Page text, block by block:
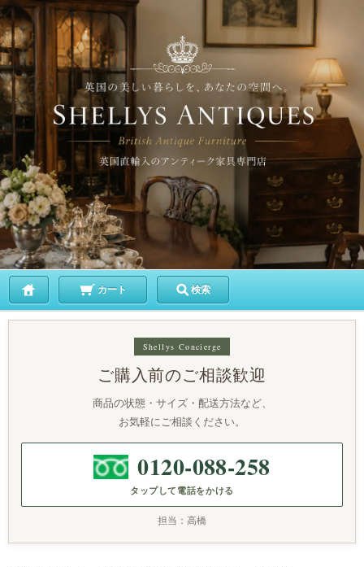
カート 検索
Shellys Concierge
ご購入前のご相談歓迎
商品の状態・サイズ・配送方法など、
お気軽にご相談ください。
0120-088-258
タップして電話をかける
担当：高橋